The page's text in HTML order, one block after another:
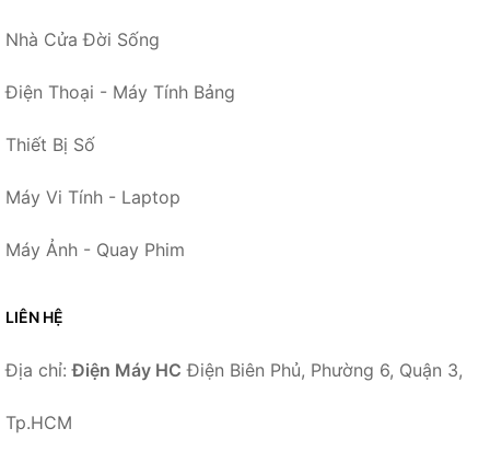
Nhà Cửa Đời Sống
Điện Thoại - Máy Tính Bảng
Thiết Bị Số
Máy Vi Tính - Laptop
Máy Ảnh - Quay Phim
LIÊN HỆ
Địa chỉ:Điện Máy HC Điện Biên Phủ, Phường 6, Quận 3,
Tp.HCM